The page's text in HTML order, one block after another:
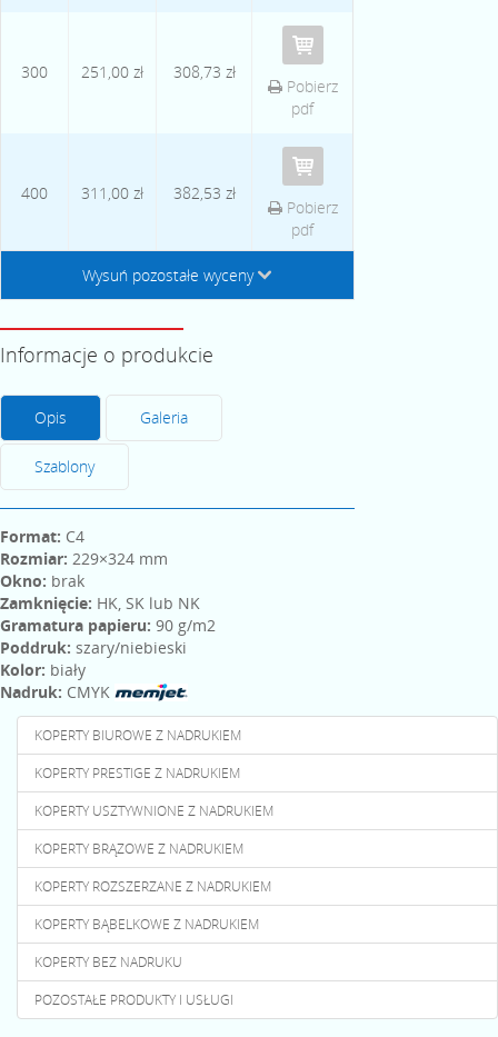
300 251,00 zł 308,73 zł
Pobierz
pdf
400 311,00 zł 382,53 zł
Pobierz
pdf
Wysuń pozostałe wyceny↓
Informacje o produkcie
Opis Galeria
Szablony
Format: C4
Rozmiar: 229×324 mm
Okno: brak
Zamknięcie: HK, SK lub NK
Gramatura papieru: 90 g/m2
Poddruk: szary/niebieski
Kolor: biały
Nadruk: CMYK
KOPERTY BIUROWE Z NADRUKIEM
KOPERTY PRESTIGE Z NADRUKIEM
KOPERTY USZTYWNIONE Z NADRUKIEM
KOPERTY BRĄZOWE Z NADRUKIEM
KOPERTY ROZSZERZANE Z NADRUKIEM
KOPERTY BĄBELKOWE Z NADRUKIEM
KOPERTY BEZ NADRUKU
POZOSTAŁE PRODUKTY I USŁUGI